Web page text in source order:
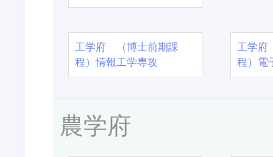
工学府 （博士前期課
程）情報工学専攻
工学
程）電
農学府